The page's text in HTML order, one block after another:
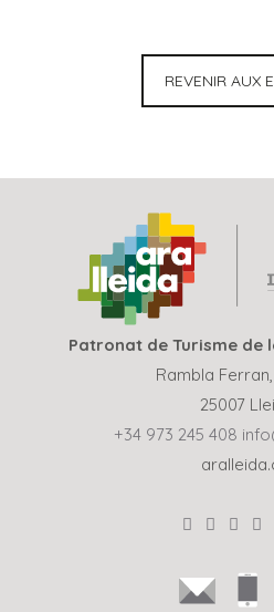
REVENIR AUX
Patronat de Turisme de
Rambla
25007
+34 973 245 408